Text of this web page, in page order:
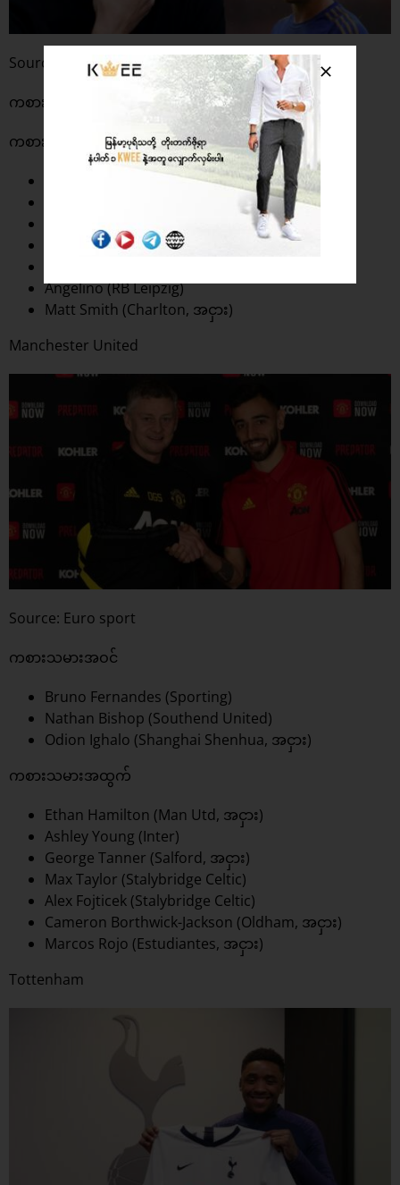
Source: Local Football News
ကစားသမားအဝင် – မရှိ
ကစားသမားအထွက်
Lukas Nmecha (Middlesbrough, အငှား)
Patrick Roberts (Middlesbrough, အငှား)
Henri Ogunby (Burnley)
Angelino (RB Leipzig)
Matt Smith (Charlton, အငှား)
Manchester United
Source: Euro sport
ကစားသမားအဝင်
Bruno Fernandes (Sporting)
Nathan Bishop (Southend United)
Odion Ighalo (Shanghai Shenhua, အငှား)
ကစားသမားအထွက်
Ethan Hamilton (Man Utd, အငှား)
Ashley Young (Inter)
George Tanner (Salford, အငှား)
Max Taylor (Stalybridge Celtic)
Alex Fojticek (Stalybridge Celtic)
Cameron Borthwick-Jackson (Oldham, အငှား)
Marcos Rojo (Estudiantes, အငှား)
Tottenham